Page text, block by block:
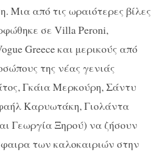
Μια από τις ωραιότερες βίλες
σε VillaPeroni,
Greeceκαι μερικούς από
της νέας γενιάς
Γκάια Μερκούρη, Σάντυ
Καρυωτάκη, Γιολάντα
Γεωργία Ξηρού) να ζήσουν
των καλοκαιριών στην